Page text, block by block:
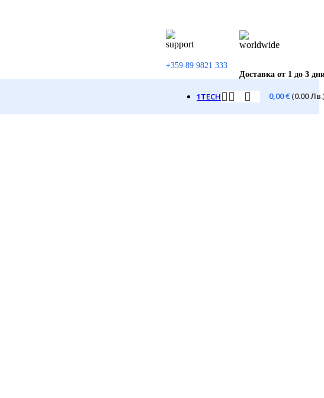
+359 89 9821 333
Доставка от 1 до 3
1TECH 0,00€ (0.00